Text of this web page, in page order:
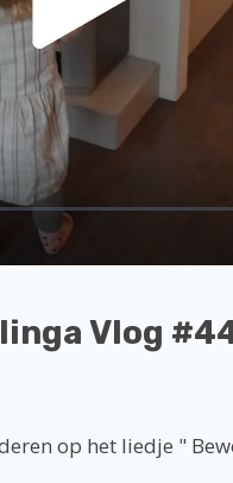
Vlog
op het liedje "